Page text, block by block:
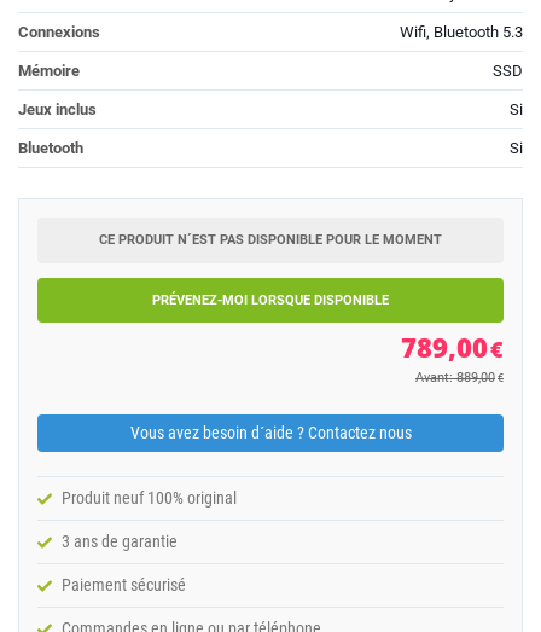
Connexions Wifi, Bluetooth 5.3
Mémoire SSD
Jeux inclus Si
Bluetooth Si
CE PRODUIT N´EST PAS DISPONIBLE POUR LE MOMENT
PRÉVENEZ-MOI LORSQUE DISPONIBLE
789,00€
Avant: 889,00 €
Vous avez besoin d´aide ? Contactez nous
Produit neuf 100% original
3 ans de garantie
Paiement sécurisé